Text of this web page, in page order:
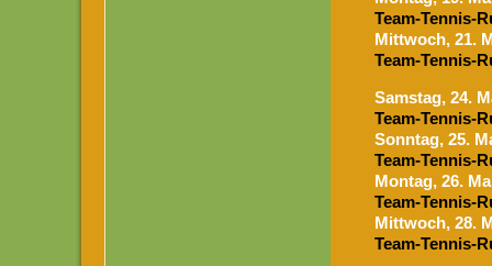
Team-Tennis-
Mittwoch, 21.
Team-Tennis-
Samstag, 24.
Team-Tennis-
Sonntag, 25.
Team-Tennis-
Montag, 26.
Team-Tennis-
Mittwoch, 28.
Team-Tennis-